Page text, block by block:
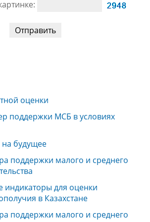
оценки
поддержки МСБ в условиях
будущее
поддержки малого и среднего
индикаторы для оценки
в Казахстане
поддержки малого и среднего